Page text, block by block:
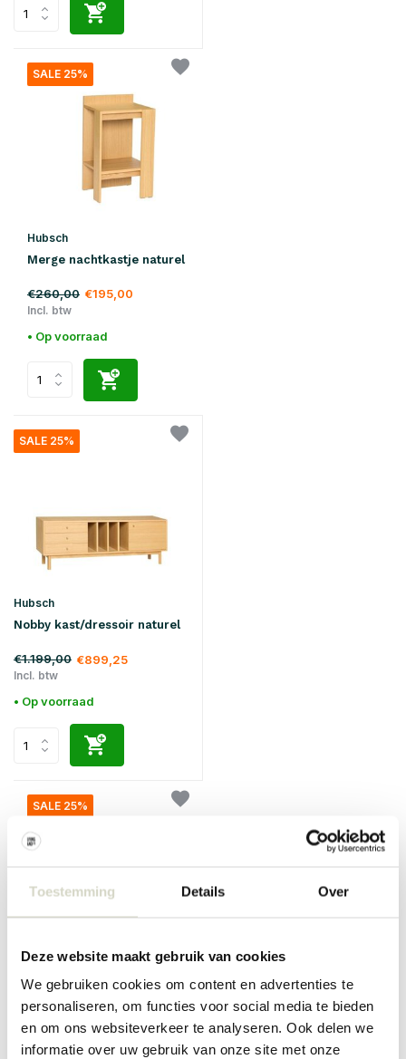
Toestemming Details Over
Deze website maakt gebruik van cookies
We gebruiken cookies om content en advertenties te
personaliseren, om functies voor social media te bieden
en om ons websiteverkeer te analyseren. Ook delen we
informatie over uw gebruik van onze site met onze
SALE 25%
Hubsch
Merge nachtkastje naturel
€260,00 €195,00
Incl. btw
• Op voorraad
SALE 25%
Hubsch
Nobby kast/dressoir naturel
€1.199,00 €899,25
Incl. btw
• Op voorraad
SALE 25%
Poke bureau naturel
€310,00 €232,50
Incl. btw